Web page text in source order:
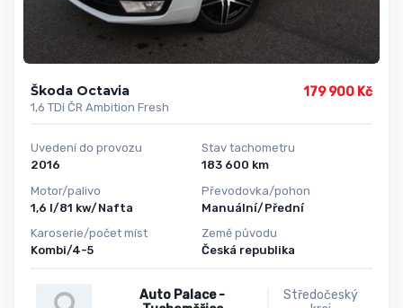
Škoda Octavia
1,6 TDi ČR Ambition Fresh
179 900 Kč
Uvedení do provozu
2016
Motor/palivo
1,6 l/81 kw/Nafta
Karoserie/počet míst
Kombi/4-5
Stav tachometru
183 600 km
Převodovka/pohon
Manuální/Přední
Země původu
Česká republika
Auto Palace -
Středočeský